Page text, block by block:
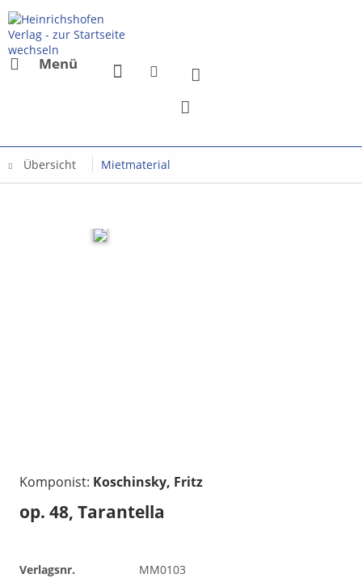
Menü
Übersicht Mietmaterial
Komponist: Koschinsky, Fritz
op. 48, Tarantella
Verlagsnr.
MM0103